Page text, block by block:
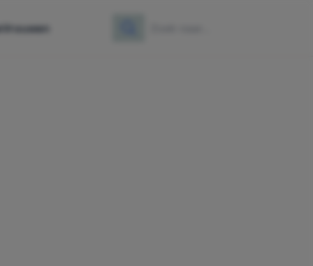
Vrouwen Zoeken